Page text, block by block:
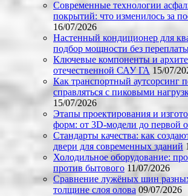
Современные технологии
покрытий: что изменилось за
16/07/2026
Настенный кондиционер для
подбор мощности без
Ключевые компоненты и
отечественной САУ ГА 15/07/
Как транспортный аутсорсинг
справляться с пиковыми
15/07/2026
Этапы проектирования и
форм: от 3D-модели до первой
Стандарты качества: как
двери для современных зданий
Холодильное оборудование:
против бытового 11/07/2026
Сравнение лужёных шин
толщине слоя олова 09/07/2026